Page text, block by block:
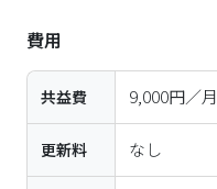
費用
共益費 9,000円／月
更新料 なし